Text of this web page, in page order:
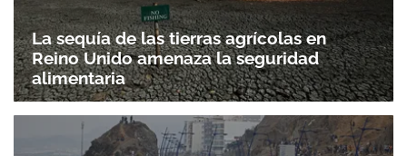
La sequía de las tierras agrícolas en
Reino Unido amenaza la seguridad
alimentaria